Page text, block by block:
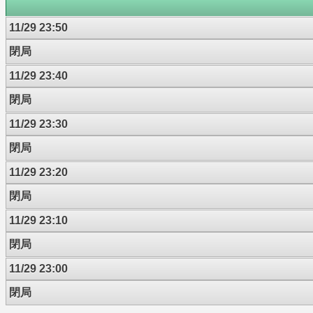
11/29 23:50
閉局
11/29 23:40
閉局
11/29 23:30
閉局
11/29 23:20
閉局
11/29 23:10
閉局
11/29 23:00
閉局